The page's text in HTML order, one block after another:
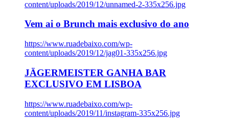
content/uploads/2019/12/unnamed-2-335x256.jpg
Vem ai o Brunch mais exclusivo do ano
https://www.ruadebaixo.com/wp-
content/uploads/2019/12/jag01-335x256.jpg
JÄGERMEISTER GANHA BAR
EXCLUSIVO EM LISBOA
https://www.ruadebaixo.com/wp-
content/uploads/2019/11/instagram-335x256.jpg